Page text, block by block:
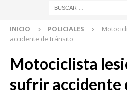
INICIO POLICIALES
accidente de tránsito
Motociclista
sufrir accidente